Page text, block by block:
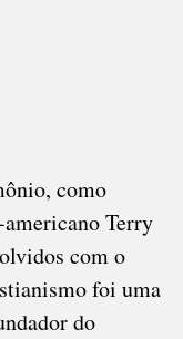
como
Terry
com o
foi uma
do